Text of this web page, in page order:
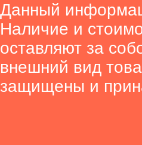
Данный
Наличие и
оставляют за
внешний вид
защищены и